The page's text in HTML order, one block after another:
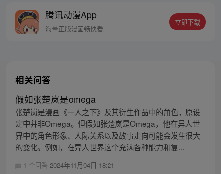
腾讯动漫App
海量正版漫画畅快看
立即下载
相关问答
假如张楚岚是omega
张楚岚是漫画《一人之下》及其衍生作品中的角色，原设
定中并非Omega。但假如张楚岚是Omega，他在异人世
界中的角色形象、人际关系以及故事走向可能会发生很大
的变化。例如，在异人世界这个充满各种能力和复...
1 个回答 2024年11月04日 18:21